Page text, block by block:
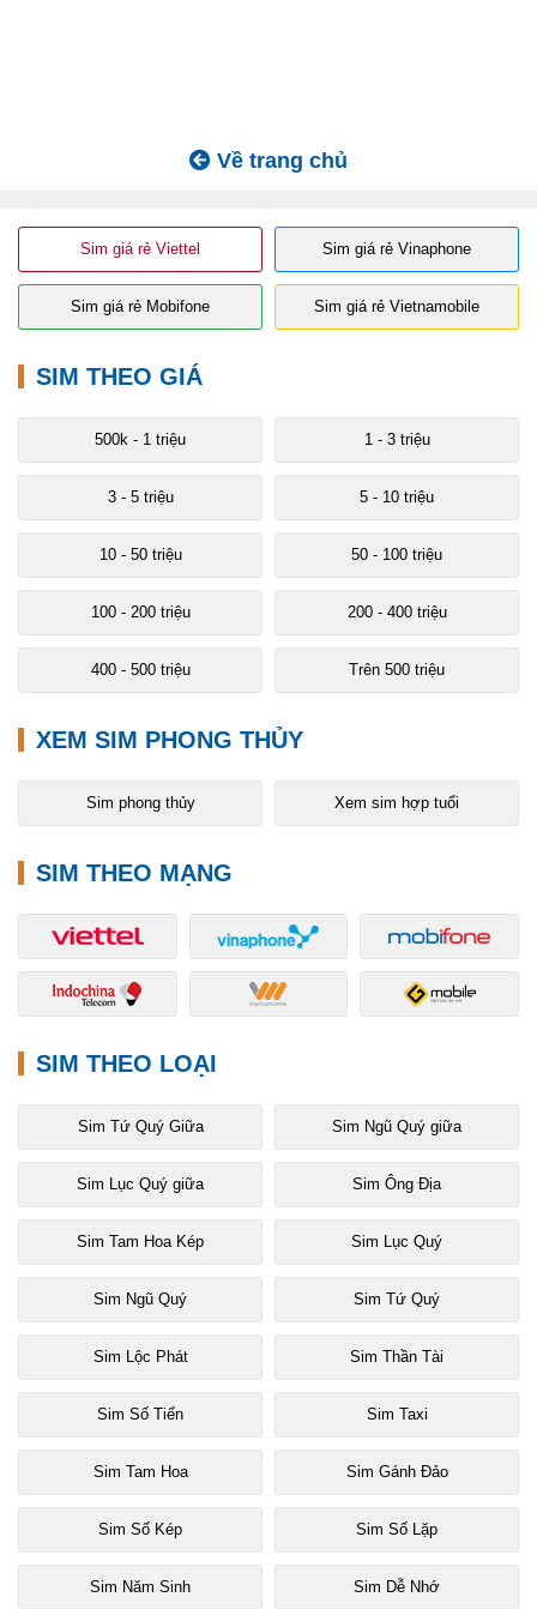
Về trang chủ
Sim giá rẻ Viettel Sim giá rẻ Vinaphone
Sim giá rẻ Mobifone Sim giá rẻ Vietnamobile
SIM THEO GIÁ
500k - 1 triệu 1 - 3 triệu
3 - 5 triệu 5 - 10 triệu
10 - 50 triệu 50 - 100 triệu
100 - 200 triệu 200 - 400 triệu
400 - 500 triệu Trên 500 triệu
XEM SIM PHONG THỦY
Sim phong thủy Xem sim hợp tuổi
SIM THEO MẠNG
SIM THEO LOẠI
Sim Tứ Quý Giữa Sim Ngũ Quý giữa
Sim Lục Quý giữa Sim Ông Địa
Sim Tam Hoa Kép Sim Lục Quý
Sim Ngũ Quý Sim Tứ Quý
Sim Lộc Phát Sim Thần Tài
Sim Số Tiến Sim Taxi
Sim Tam Hoa Sim Gánh Đảo
Sim Số Kép Sim Số Lặp
Sim Năm Sinh Sim Dễ Nhớ